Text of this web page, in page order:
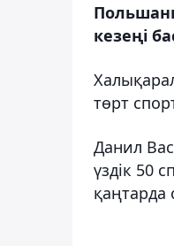
кезеңі
төрт
Данил
үздік 50
қаңтарда